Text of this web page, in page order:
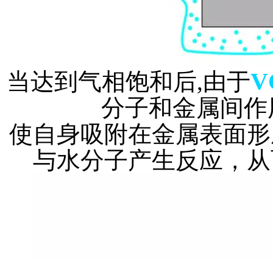
当达到气相饱和后,由于
分子和金属间作
使自身吸附在金属表面
与水分子产生反应，